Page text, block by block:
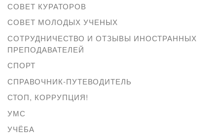
СОВЕТ КУРАТОРОВ
СОВЕТ МОЛОДЫХ УЧЕНЫХ
СОТРУДНИЧЕСТВО И ОТЗЫВЫ ИНОСТРАННЫХ
ПРЕПОДАВАТЕЛЕЙ
СПОРТ
СПРАВОЧНИК-ПУТЕВОДИТЕЛЬ
СТОП, КОРРУПЦИЯ!
УМС
УЧЁБА